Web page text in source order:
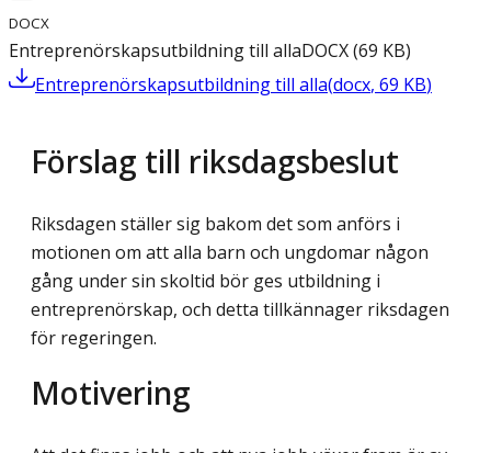
DOCX
Entreprenörskapsutbildning till allaDOCX(69 KB)
Entreprenörskapsutbildning till alla(docx, 69 KB)
Förslag till riksdagsbeslut
Riksdagen ställer sig bakom det som anförs i
motionen om att alla barn och ungdomar någon
gång under sin skoltid bör ges utbildning i
entreprenörskap, och detta tillkännager riksdagen
för regeringen.
Motivering